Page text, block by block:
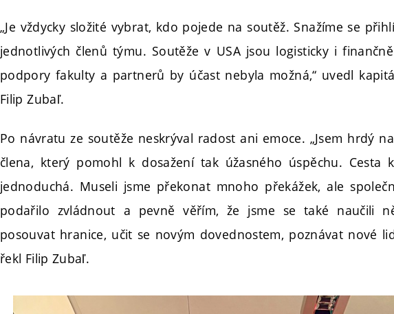
„Je vždycky složité vybrat, kdo pojede na soutěž. Snažíme se
jednotlivých členů týmu. Soutěže v USA jsou logisticky i
podpory fakulty a partnerů by účast nebyla možná,“ uvedl
Filip Zubaľ.
Po návratu ze soutěže neskrýval radost ani emoce. „Jsem hrdý
člena, který pomohl k dosažení tak úžasného úspěchu. Cesta
jednoduchá. Museli jsme překonat mnoho překážek, ale
podařilo zvládnout a pevně věřím, že jsme se také naučili
posouvat hranice, učit se novým dovednostem, poznávat nové
řekl Filip Zubaľ.